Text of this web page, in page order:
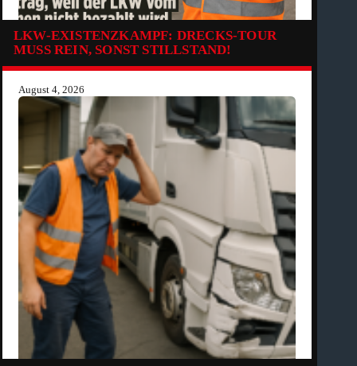
LKW-EXISTENZKAMPF: DRECKS-TOUR
MUSS REIN, SONST STILLSTAND!
August 4, 2026